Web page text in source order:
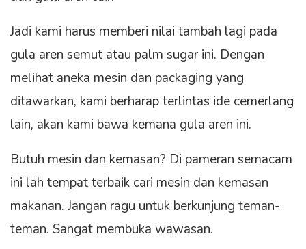
Jadi kami harus memberi nilai tambah lagi pada
gula aren semut atau palm sugar ini. Dengan
melihat aneka mesin dan packaging yang
ditawarkan, kami berharap terlintas ide cemerlang
lain, akan kami bawa kemana gula aren ini.
Butuh mesin dan kemasan? Di pameran semacam
ini lah tempat terbaik cari mesin dan kemasan
makanan. Jangan ragu untuk berkunjung teman-
teman. Sangat membuka wawasan.